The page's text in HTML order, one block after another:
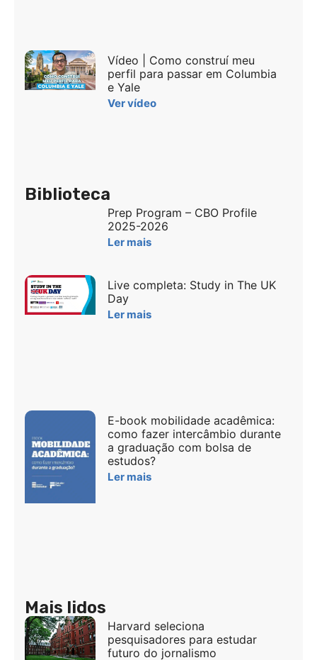
Vídeo | Como construí meu
perfil para passar em Columbia
e Yale
Ver vídeo
Biblioteca
Prep Program – CBO Profile
2025-2026
Ler mais
Live completa: Study in The UK
Day
Ler mais
E-book mobilidade acadêmica:
como fazer intercâmbio durante
a graduação com bolsa de
estudos?
Ler mais
Mais lidos
Harvard seleciona
pesquisadores para estudar
futuro do jornalismo